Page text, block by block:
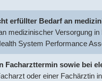
erfüllter Bedarf an
medizinischer Versorgung
System Performance
Facharzttermin sowie bei
oder einer Fachärztin